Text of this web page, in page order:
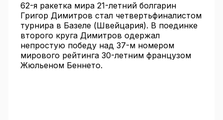
62-я ракетка мира 21-летний болгарин
Григор Димитров стал четвертьфиналистом
турнира в Базеле (Швейцария). В поединке
второго круга Димитров одержал
непростую победу над 37-м номером
мирового рейтинга 30-летним французом
Жюльеном Беннето.